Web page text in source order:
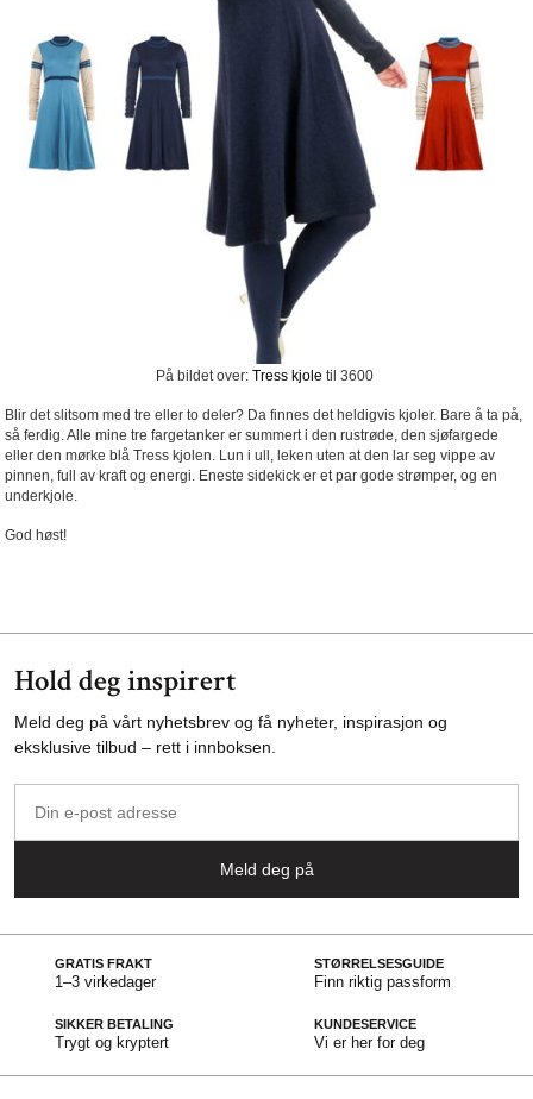
På bildet over: Tress kjole til 3600
Blir det slitsom med tre eller to deler? Da finnes det heldigvis kjoler. Bare å ta på,
så ferdig. Alle mine tre fargetanker er summert i den rustrøde, den sjøfargede
eller den mørke blå Tress kjolen. Lun i ull, leken uten at den lar seg vippe av
pinnen, full av kraft og energi. Eneste sidekick er et par gode strømper, og en
underkjole.
God høst!
Hold deg inspirert
Meld deg på vårt nyhetsbrev og få nyheter, inspirasjon og
eksklusive tilbud – rett i innboksen.
post
Meld deg på
GRATIS FRAKT
1–3 virkedager
STØRRELSESGUIDE
Finn riktig passform
SIKKER BETALING
Trygt og kryptert
KUNDESERVICE
Vi er her for deg